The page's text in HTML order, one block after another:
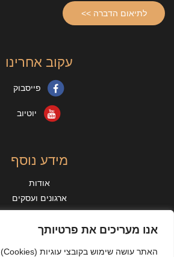
אנו מעריכים את פרטיותך
האתר עושה שימוש בקובצי עוגיות (Cookies)
לתיאום הדברה >>
עקוב אחרינו
פייסבוק
יוטיוב
מידע נוסף
אודות
ארגונים ועסקים
מאמרים
מידע נוסף